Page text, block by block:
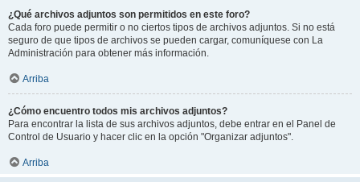
¿Qué archivos adjuntos son permitidos en este foro?
Cada foro puede permitir o no ciertos tipos de archivos adjuntos. Si no está
seguro de que tipos de archivos se pueden cargar, comuníquese con La
Administración para obtener más información.
Arriba
¿Cómo encuentro todos mis archivos adjuntos?
Para encontrar la lista de sus archivos adjuntos, debe entrar en el Panel de
Control de Usuario y hacer clic en la opción "Organizar adjuntos".
Arriba